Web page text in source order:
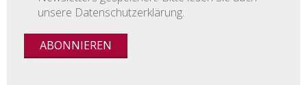
unsere Datenschutzerklärung.